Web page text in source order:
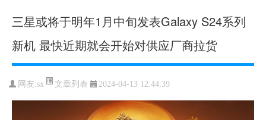
三星或将于明年1月中旬发表Galaxy S24系列
新机 最快近期就会开始对供应厂商拉货
网友:sx 文章列表 2024-04-13 12:44:39